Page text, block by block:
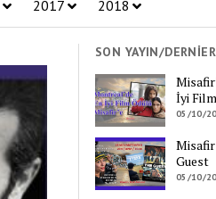
2017 2018
SON YAYIN/
İyi
05/10/
Misafir
Guest
05/10/